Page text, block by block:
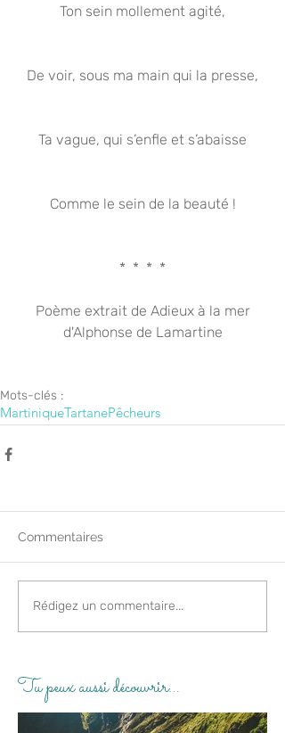
Ton sein mollement agité,
De voir, sous ma main qui la presse,
Ta vague, qui s’enfle et s’abaisse
Comme le sein de la beauté !
*  *  *  *
Poème extrait de Adieux à la mer
d'Alphonse de Lamartine
Mots-clés :
MartiniqueTartanePêcheurs
Commentaires
Rédigez un commentaire...
Tu peux aussi découvrir…